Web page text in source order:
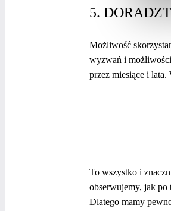
5.
Możliwość
wyzwań i
przez miesiące i
To wszystko i
obserwujemy, jak po
Dlatego mamy